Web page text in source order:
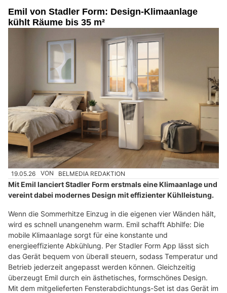
Emil von Stadler Form: Design-Klimaanlage
kühlt Räume bis 35 m²
19.05.26 VON BELMEDIA REDAKTION
Mit Emil lanciert Stadler Form erstmals eine Klimaanlage und
vereint dabei modernes Design mit effizienter Kühlleistung.
Wenn die Sommerhitze Einzug in die eigenen vier Wänden hält,
wird es schnell unangenehm warm. Emil schafft Abhilfe: Die
mobile Klimaanlage sorgt für eine konstante und
energieeffiziente Abkühlung. Per Stadler Form App lässt sich
das Gerät bequem von überall steuern, sodass Temperatur und
Betrieb jederzeit angepasst werden können. Gleichzeitig
überzeugt Emil durch ein ästhetisches, formschönes Design.
Mit dem mitgelieferten Fensterabdichtungs-Set ist das Gerät im